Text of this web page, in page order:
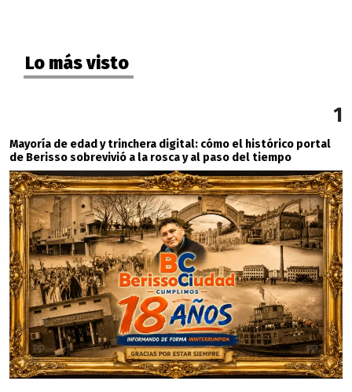
Lo más visto
1
Mayoría de edad y trinchera digital: cómo el histórico portal
de Berisso sobrevivió a la rosca y al paso del tiempo